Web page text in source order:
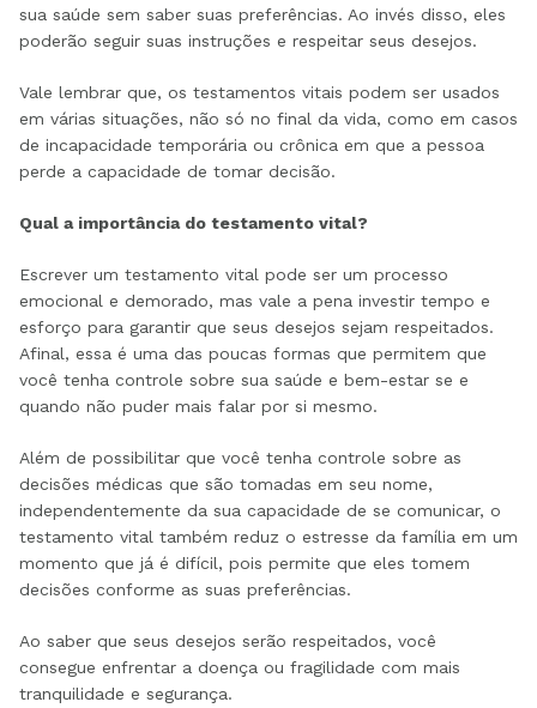
sua saúde sem saber suas preferências. Ao invés disso, eles
poderão seguir suas instruções e respeitar seus desejos.
Vale lembrar que, os testamentos vitais podem ser usados
em várias situações, não só no final da vida, como em casos
de incapacidade temporária ou crônica em que a pessoa
perde a capacidade de tomar decisão.
Qual a importância do testamento vital?
Escrever um testamento vital pode ser um processo
emocional e demorado, mas vale a pena investir tempo e
esforço para garantir que seus desejos sejam respeitados.
Afinal, essa é uma das poucas formas que permitem que
você tenha controle sobre sua saúde e bem-estar se e
quando não puder mais falar por si mesmo.
Além de possibilitar que você tenha controle sobre as
decisões médicas que são tomadas em seu nome,
independentemente da sua capacidade de se comunicar, o
testamento vital também reduz o estresse da família em um
momento que já é difícil, pois permite que eles tomem
decisões conforme as suas preferências.
Ao saber que seus desejos serão respeitados, você
consegue enfrentar a doença ou fragilidade com mais
tranquilidade e segurança.